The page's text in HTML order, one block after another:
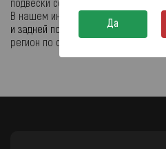
В нашем интернет магазине Вы
и задней подвески для Чери Амулет
регион по самым выгодным ценам.
Да